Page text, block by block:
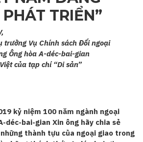
TRIỂN”
trưởng Vụ Chính sách Đối ngoại
Ông hòa A-déc-bai-gian
của tạp chí “Di sản”
kỷ niệm 100 năm ngành ngoại
déc-bai-gian Xin ông hãy chia sẻ
thành tựu của ngoại giao trong